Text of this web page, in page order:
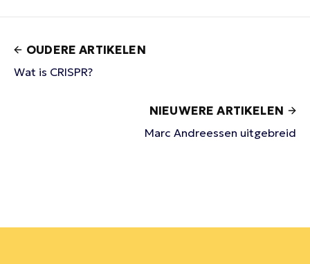
OUDERE ARTIKELEN
Wat is CRISPR?
NIEUWERE ARTIKELEN
Marc Andreessen uitgebreid